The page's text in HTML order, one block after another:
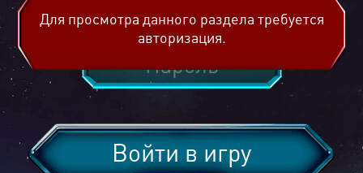
Войти в игру
Для просмотра данного раздела требуется
авторизация.